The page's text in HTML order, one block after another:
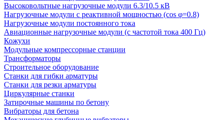
Высоковольтные нагрузочные модули 6.3/10.5 кВ
Нагрузочные модули с реактивной мощностью (cos φ=0.8)
Нагрузочные модули постоянного тока
Авиационные нагрузочные модули (с частотой тока 400 Гц)
Кожухи
Модульные компрессорные станции
Трансформаторы
Строительное оборудование
Станки для гибки арматуры
Станки для резки арматуры
Циркулярные станки
Затирочные машины по бетону
Вибраторы для бетона